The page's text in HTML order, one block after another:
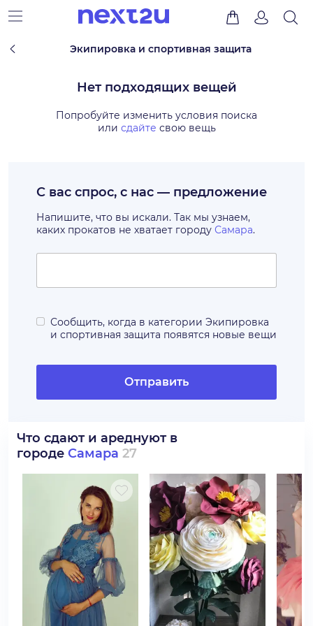
Экипировка и спортивная защита
Нет подходящих вещей
Попробуйте изменить условия поиска
или сдайте свою вещь
С вас спрос, с нас — предложение
Напишите, что вы искали. Так мы узнаем,
каких прокатов не хватает городу Самара.
Сообщить, когда в категории Экипировка
и спортивная защита появятся новые вещи
Отправить
Что сдают и ареднуют в
городе Самара 27